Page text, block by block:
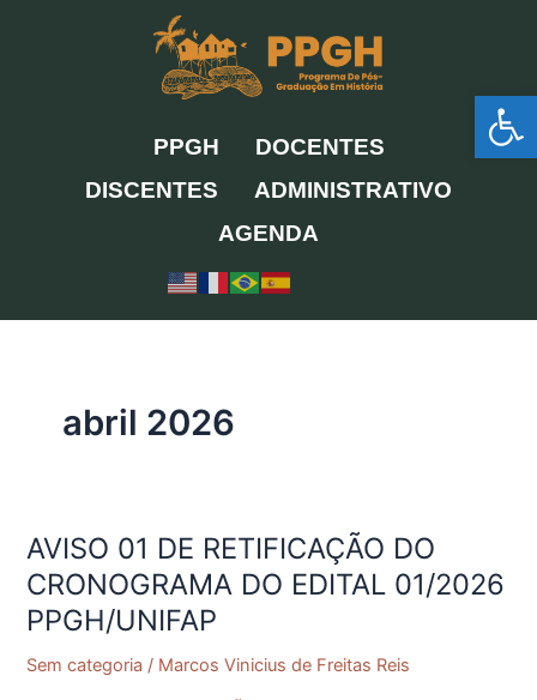
PPGH
DOCENTES
DISCENTES
ADMINISTRATIVO
AGENDA
abril 2026
AVISO 01 DE RETIFICAÇÃO DO
CRONOGRAMA DO EDITAL 01/2026
PPGH/UNIFAP
Sem categoria / Marcos Vinicius de Freitas Reis
AVISO
01
DE
RETIFICAÇÃO
DO